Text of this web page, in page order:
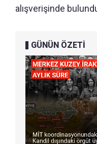
alışverişinde
GÜNÜN ÖZETİ